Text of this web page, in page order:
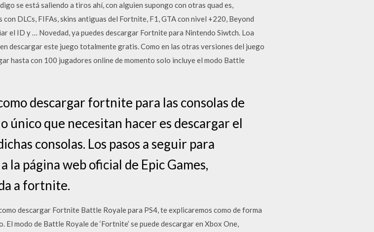
se está saliendo a tiros ahí, con alguien supongo con otras quad es,
DLCs, FIFAs, skins antiguas del Fortnite, F1, GTA con nivel +220, Beyond
el ID y … Novedad, ya puedes descargar Fortnite para Nintendo Siwtch. Loa
descargar este juego totalmente gratis. Como en las otras versiones del juego
hasta con 100 jugadores online de momento solo incluye el modo Battle
descargar fortnite para las consolas de
único que necesitan hacer es descargar el
consolas. Los pasos a seguir para
página web oficial de Epic Games,
a fortnite.
descargar Fortnite Battle Royale para PS4, te explicaremos como de forma
modo de Battle Royale de ‘Fortnite’ se puede descargar en Xbox One,